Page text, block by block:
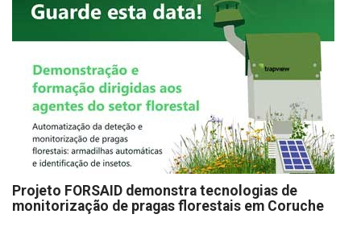
Projeto FORSAID demonstra tecnologias de
monitorização de pragas florestais em Coruche